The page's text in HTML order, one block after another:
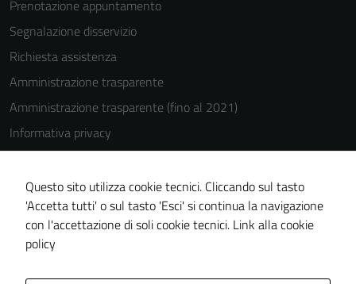
Prenotazione appuntamento
Segnalazione disservizio
Richiesta assistenza
Amministrazione trasparente
Amministrazione trasparente (fino al 2021)
Informativa privacy
Cookie Policy
Note legali
Dichiarazione di accessibilità
Piano di miglioramento del sito
Questo sito utilizza cookie tecnici. Cliccando sul tasto
'Accetta tutti' o sul tasto 'Esci' si continua la navigazione
con l'accettazione di soli cookie tecnici. Link alla cookie
policy